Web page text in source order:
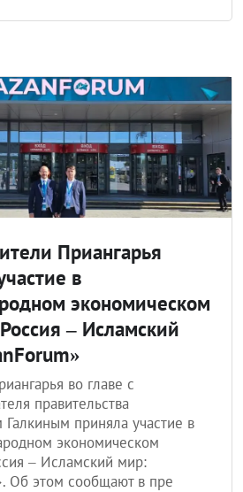
Приангарья
в
экономическом
– Исламский
во главе с
правительства
приняла участие в
экономическом
– Исламский мир:
Об этом сообщают в пре